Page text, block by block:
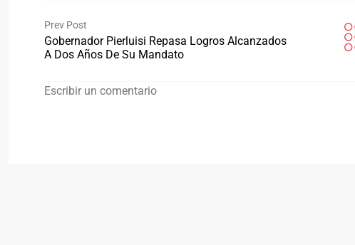
Prev Post
Gobernador Pierluisi Repasa Logros Alcanzados
A Dos Años De Su Mandato
Escribir un comentario